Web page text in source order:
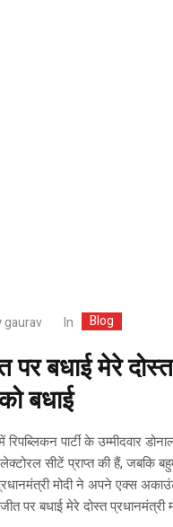
gaurav In Blog
पर बधाई मेरे
बधाई
पार्टी के उम्मीदवार
सीटें प्राप्त की हैं, जबकि
मोदी ने अपने एक्स
पर बधाई मेरे दोस्त प्रधानमंत्री